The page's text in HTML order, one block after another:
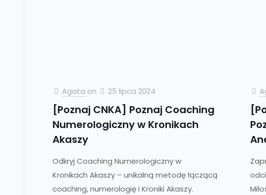
Agata on 25 lipca 2024
[Poznaj CNKA] Poznaj Coaching
Numerologiczny w Kronikach
Akaszy
Odkryj Coaching Numerologiczny w
Kronikach Akaszy – unikalną metodę łączącą
coaching, numerologię i Kroniki Akaszy.